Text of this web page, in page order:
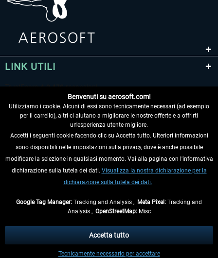
LINK UTILI
RECEDERE DAL CONTRATTO
INFORMAZIONI
eventualmente le spese di spedizione, se non diversamente descritto.
** Riguarda le spedizioni al di fuori della Germania, i tempi di consegna per le
Benvenuti su aerosoft.com!
Utilizziamo i cookie. Alcuni di essi sono tecnicamente necessari (ad esempio
per il carrello), altri ci aiutano a migliorare le nostre offerte e a offrirti
un'esperienza utente migliore.
Accetti i seguenti cookie facendo clic su Accetta tutto. Ulteriori informazioni
sono disponibili nelle impostazioni sulla privacy, dove è anche possibile
modificare la selezione in qualsiasi momento. Vai alla pagina con l'informativa
dichiarazione sulla tutela dei dati. Visualizza la nostra dichiarazione per la
dichiarazione sulla tutela dei dati.
Google Tag Manager: Tracking and Analysis , Meta Pixel: Tracking and
Analysis , OpenStreetMap:Misc
Tecnicamente necessario per accettare
Accetta tutto